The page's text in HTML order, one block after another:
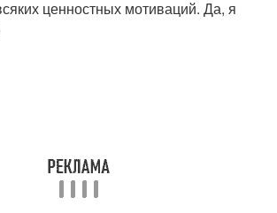
ценностных мотиваций. Да, я